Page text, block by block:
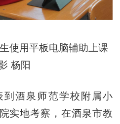
使用平板电脑辅助上课
杨阳
酒泉师范学校附属小
实地考察，在酒泉市教